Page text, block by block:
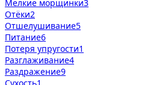
Мелкие морщинки3
Отёки2
Отшелушивание5
Питание6
Потеря упругости1
Разглаживание4
Раздражение9